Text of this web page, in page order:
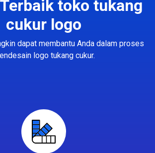
toko tukang
cukur logo
dapat membantu Anda dalam proses
logo tukang cukur.